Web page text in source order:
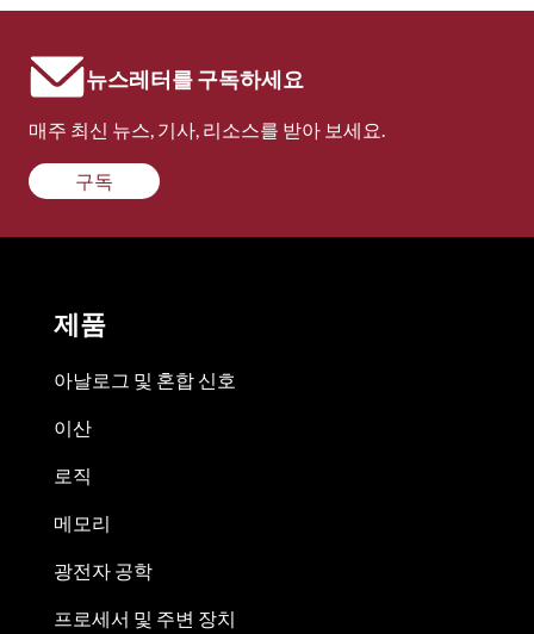
뉴스레터를 구독하세요
매주 최신 뉴스, 기사, 리소스를 받아 보세요.
구독
제품
아날로그 및 혼합 신호
이산
로직
메모리
광전자 공학
프로세서 및 주변 장치